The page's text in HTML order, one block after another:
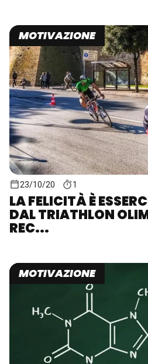
MOTIVAZIONE
23/10/20 1
LA FELICITÀ È
DAL TRIATHLON
REC...
MOTIVAZIONE